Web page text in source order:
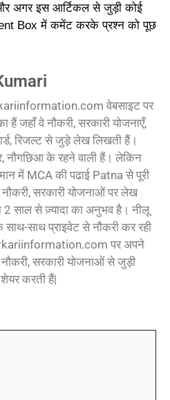
अगर इस आर्टिकल से जुड़ी कोई
Box में कमेंट करके प्रश्न को पूछ
वेबसाइट पर
हैं जहाँ वे नौकरी, सरकारी योजनाएँ,
रिजल्ट से जुड़े लेख लिखती हैं।
नौगछिआ के रहने वाली हैं। लेकिन
में MCA की पढाई Patna से पूरी
नौकरी, सरकारी योजनाओं पर लेख
साल से ज़्यादा का अनुभव है। नीलू
साथ प्राइवेट से नौकरी कर रही
पर अपने
सरकारी योजनाओं से जुड़ी
करती हैं|